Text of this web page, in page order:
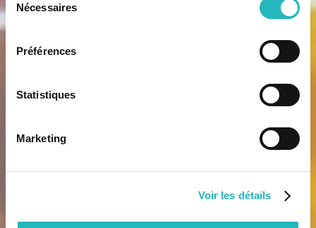
du
consentement
Nécessaires
Préférences
Statistiques
Marketing
Voir les détails